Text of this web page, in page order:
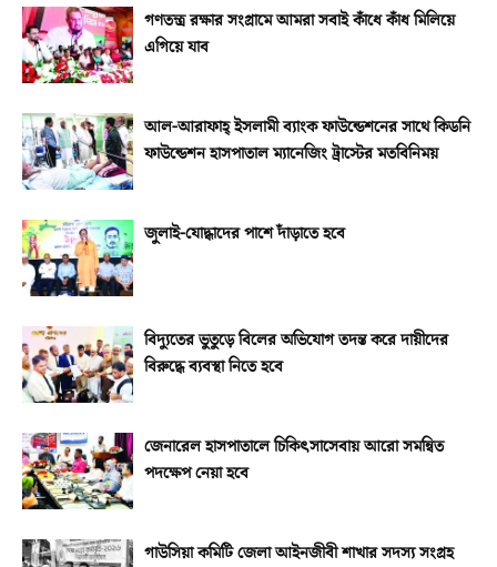
গণতন্ত্র রক্ষার সংগ্রামে আমরা সবাই কাঁধে কাঁধ মিলিয়ে
এগিয়ে যাব
আল-আরাফাহ্‌ ইসলামী ব্যাংক ফাউন্ডেশনের সাথে কিডনি
ফাউন্ডেশন হাসপাতাল ম্যানেজিং ট্রাস্টের মতবিনিময়
জুলাই-যোদ্ধাদের পাশে দাঁড়াতে হবে
বিদ্যুতের ভুতুড়ে বিলের অভিযোগ তদন্ত করে দায়ীদের
বিরুদ্ধে ব্যবস্থা নিতে হবে
জেনারেল হাসপাতালে চিকিৎসাসেবায় আরো সমন্বিত
পদক্ষেপ নেয়া হবে
গাউসিয়া কমিটি জেলা আইনজীবী শাখার সদস্য সংগ্রহ